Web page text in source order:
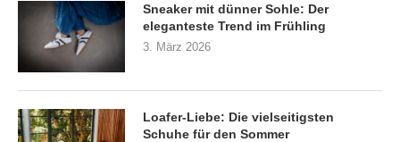
Sneaker mit dünner Sohle: Der
eleganteste Trend im Frühling
3. März 2026
Loafer-Liebe: Die vielseitigsten
Schuhe für den Sommer